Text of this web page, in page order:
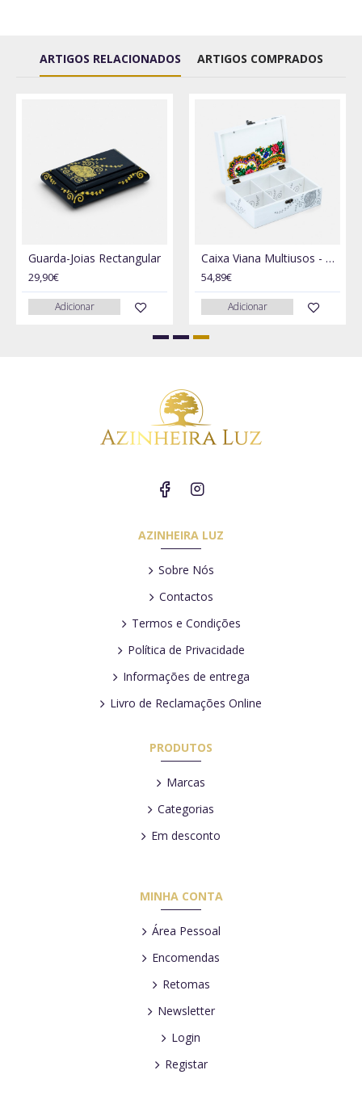
ARTIGOS RELACIONADOS ARTIGOS COMPRADOS
Guarda-Joias Rectangular
29,90€
Adicionar
Caixa Viana Multiusos - Chá
54,89€
Adicionar
AZINHEIRA LUZ
Sobre Nós
Contactos
Termos e Condições
Política de Privacidade
Informações de entrega
Livro de Reclamações Online
PRODUTOS
Marcas
Categorias
Em desconto
MINHA CONTA
Área Pessoal
Encomendas
Retomas
Newsletter
Login
Registar